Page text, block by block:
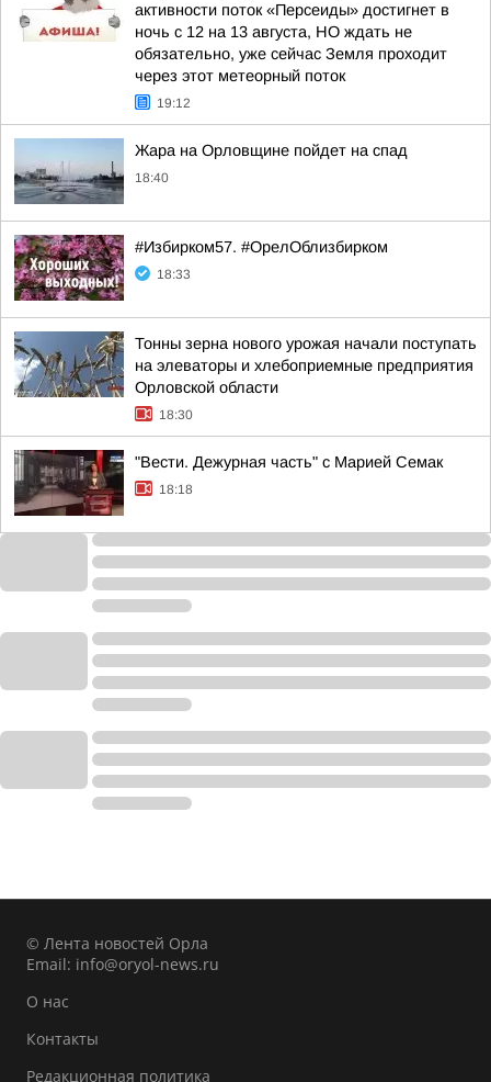
активности поток «Персеиды» достигнет в
ночь с 12 на 13 августа, НО ждать не
обязательно, уже сейчас Земля проходит
через этот метеорный поток
19:12
Жара на Орловщине пойдет на спад
18:40
#Избирком57. #ОрелОблизбирком
18:33
Тонны зерна нового урожая начали поступать
на элеваторы и хлебоприемные предприятия
Орловской области
18:30
"Вести. Дежурная часть" с Марией Семак
18:18
© Лента новостей Орла
Email: info@oryol-news.ru
О нас
Контакты
Редакционная политика